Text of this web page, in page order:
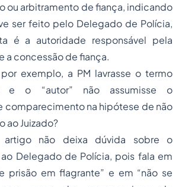
ou arbitramento de fiança, indicando
ser feito pelo Delegado de Polícia,
é a autoridade responsável pela
a concessão de fiança.
exemplo, a PM lavrasse o termo
e o “autor” não assumisse o
comparecimento na hipótese de não
ao Juizado?
não deixa dúvida sobre o
Delegado de Polícia, pois fala em
prisão em flagrante” e em “não se